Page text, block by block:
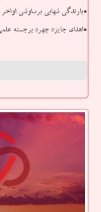
بارندگی شهابی برساوشی اواخر
اهدای جایزه چهره برجسته